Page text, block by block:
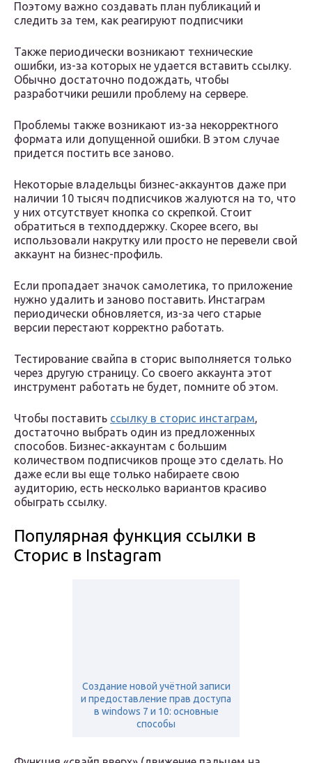
Поэтому важно создавать план публикаций и
следить за тем, как реагируют подписчики
Также периодически возникают технические
ошибки, из-за которых не удается вставить ссылку.
Обычно достаточно подождать, чтобы
разработчики решили проблему на сервере.
Проблемы также возникают из-за некорректного
формата или допущенной ошибки. В этом случае
придется постить все заново.
Некоторые владельцы бизнес-аккаунтов даже при
наличии 10 тысяч подписчиков жалуются на то, что
у них отсутствует кнопка со скрепкой. Стоит
обратиться в техподдержку. Скорее всего, вы
использовали накрутку или просто не перевели свой
аккаунт на бизнес-профиль.
Если пропадает значок самолетика, то приложение
нужно удалить и заново поставить. Инстаграм
периодически обновляется, из-за чего старые
версии перестают корректно работать.
Тестирование свайпа в сторис выполняется только
через другую страницу. Со своего аккаунта этот
инструмент работать не будет, помните об этом.
Чтобы поставить ссылку в сторис инстаграм,
достаточно выбрать один из предложенных
способов. Бизнес-аккаунтам с большим
количеством подписчиков проще это сделать. Но
даже если вы еще только набираете свою
аудиторию, есть несколько вариантов красиво
обыграть ссылку.
Популярная функция ссылки в
Сторис в Instagram
Создание новой учётной записи
и предоставление прав доступа
в windows 7 и 10: основные
способы